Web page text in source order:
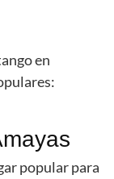
en
popular para